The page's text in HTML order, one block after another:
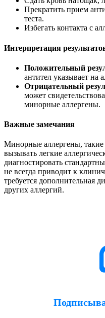
Прекратить прием
теста.
Избегать контакта с
Интерпретация
Положительный
антител указывает на
Отрицательный
может
минорные аллергены.
Важные замечания
Минорные аллергены, такие
вызывать легкие
диагностировать
не всегда приводит к
требуется дополнительная
других аллергий.